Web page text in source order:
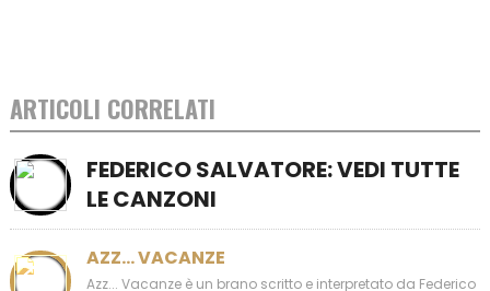
ARTICOLI CORRELATI
FEDERICO SALVATORE: VEDI TUTTE
LE CANZONI
AZZ… VACANZE
Azz... Vacanze è un brano scritto e interpretato da Federico